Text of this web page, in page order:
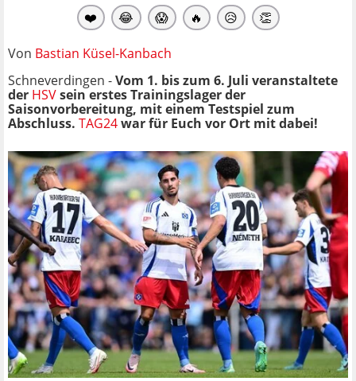
❤️ 😂 😱 🔥 😥 👏
Von Bastian Küsel-Kanbach
Schneverdingen -Vom 1. bis zum 6. Juli veranstaltete
der HSVsein erstes Trainingslager der
Saisonvorbereitung, mit einem Testspiel zum
Abschluss. TAG24war für Euch vor Ort mit dabei!